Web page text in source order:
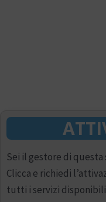
Sei il gestore di
Clicca e richiedi
tutti i servizi